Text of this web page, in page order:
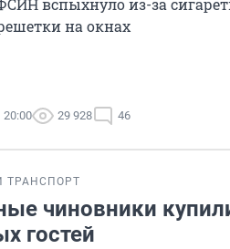
вспыхнуло из-за
на окнах
20:00 29 928 46
ТРАНСПОРТ
чиновники
гостей